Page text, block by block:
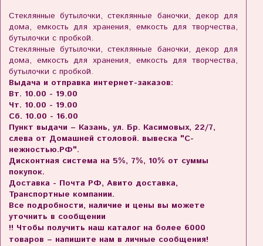
Стеклянные бутылочки, стеклянные баночки, декор для
дома, емкость для хранения, емкость для творчества,
бутылочки с пробкой.
Стеклянные бутылочки, стеклянные баночки, декор для
дома, емкость для хранения, емкость для творчества,
бутылочки с пробкой.
Выдача и отправка интернет-заказов:
Вт. 10.00 - 19.00
Чт. 10.00 - 19.00
Сб. 10.00 - 16.00
Пункт выдачи – Казань, ул. Бр. Касимовых, 22/7,
слева от Домашней столовой. вывеска "С-
нежностью.РФ".
Дисконтная система на 5%, 7%, 10% от суммы
покупок.
Доставка - Почта РФ, Авито доставка,
Транспортные компании.
Все подробности, наличие и цены вы можете
уточнить в сообщении
!! Чтобы получить наш каталог на более 6000
товаров – напишите нам в личные сообщения!